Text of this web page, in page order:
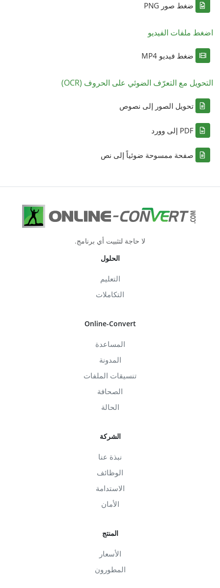
ضغط صور PNG
اضغط ملفات الفيديو
ضغط فيديو MP4
التحويل مع التعرّف الضوئي على الحروف (OCR)
تحويل الصور إلى نصوص
PDF إلى وورد
صفحة ممسوحة ضوئياً إلى نص
لا حاجة لتثبيت أي برنامج.
الحلول
التعليم
التكاملات
Online-Convert
المساعدة
المدونة
تنسيقات الملفات
الصحافة
الحالة
الشركة
نبذة عنا
الوظائف
الاستدامة
الأمان
المنتج
الأسعار
المطورون